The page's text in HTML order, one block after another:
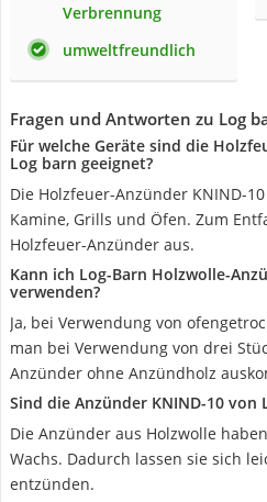
Verbrennung
umweltfreundlich
Fragen und Antworten zu Log
Für welche Geräte sind die
Log barn geeignet?
Die Holzfeuer-Anzünder KNIND-
Kamine, Grills und Öfen. Zum
Holzfeuer-Anzünder aus.
Kann ich Log-Barn Holzwolle-
verwenden?
Ja, bei Verwendung von
man bei Verwendung von drei
Anzünder ohne Anzündholz
Sind die Anzünder KNIND-10
Die Anzünder aus Holzwolle
Wachs. Dadurch lassen sie sich
entzünden.